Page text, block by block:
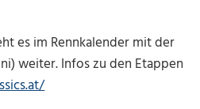
es im Rennkalender mit der
weiter. Infos zu den Etappen